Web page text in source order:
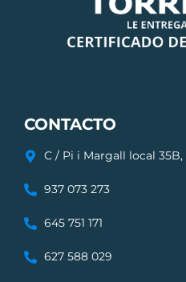
CONTACTO
C / Pi i Margall local
937 073 273
645 751 171
627 588 029